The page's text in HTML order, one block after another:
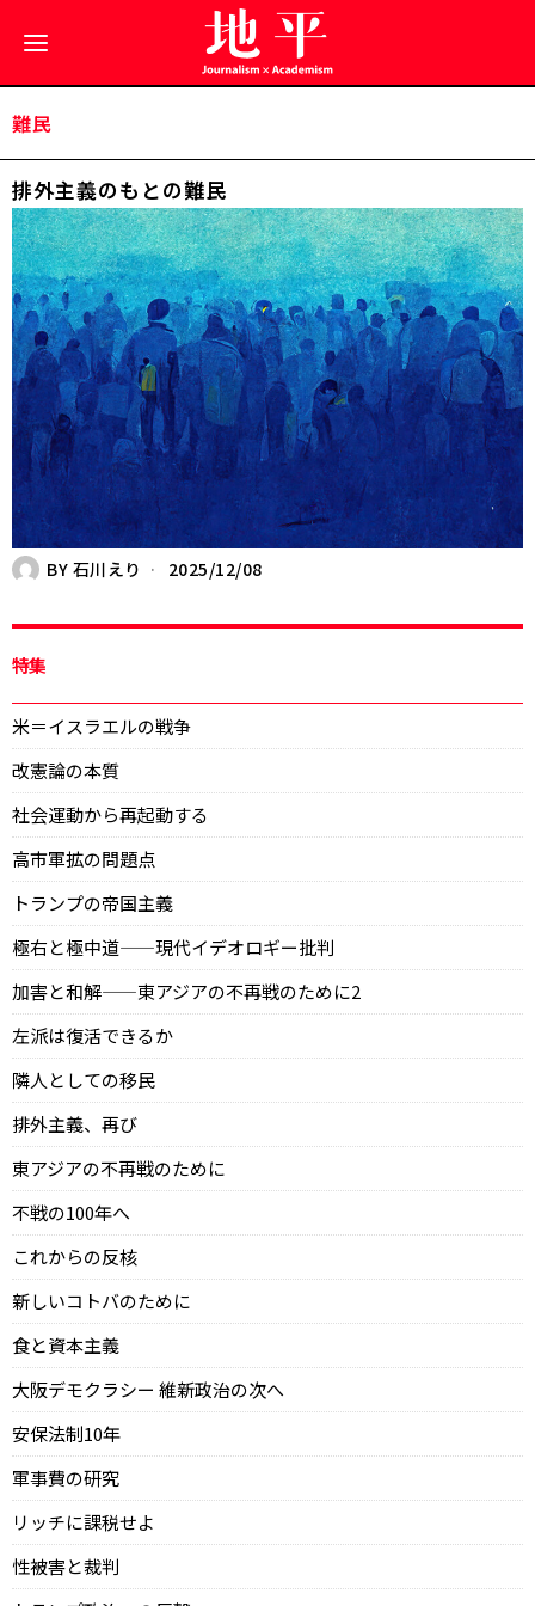
難民
排外主義のもとの難民
BY 石川えり 2025/12/08
特集
米＝イスラエルの戦争
改憲論の本質
社会運動から再起動する
高市軍拡の問題点
トランプの帝国主義
極右と極中道——現代イデオロギー批判
加害と和解——東アジアの不再戦のために2
左派は復活できるか
隣人としての移民
排外主義、再び
東アジアの不再戦のために
不戦の100年へ
これからの反核
新しいコトバのために
食と資本主義
大阪デモクラシー 維新政治の次へ
安保法制10年
軍事費の研究
リッチに課税せよ
性被害と裁判